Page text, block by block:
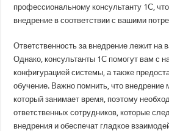
профессиональному консультанту 1С,
внедрение в соответствии с вашими
Ответственность за внедрение лежит на
Однако, консультанты 1С помогут вам с
конфигурацией системы, а также
обучение. Важно помнить, что внедрение
который занимает время, поэтому
ответственных сотрудников, которые
внедрения и обеспечат гладкое